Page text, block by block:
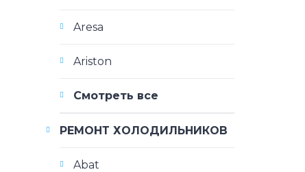
Aresa
Ariston
Смотреть все
РЕМОНТ ХОЛОДИЛЬНИКОВ
Abat